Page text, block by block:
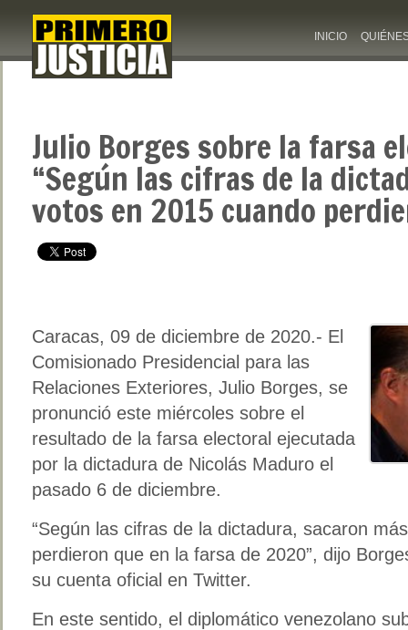
INICIO
Julio Borges sobre la farsa
“Según las cifras de la
votos en 2015 cuando
Caracas, 09 de diciembre de 2020.- El
Comisionado Presidencial para las
Relaciones Exteriores, Julio Borges, se
pronunció este miércoles sobre el
resultado de la farsa electoral ejecutada
por la dictadura de Nicolás Maduro el
pasado 6 de diciembre.
“Según las cifras de la dictadura, sacaron
perdieron que en la farsa de 2020”, dijo
su cuenta oficial en Twitter.
En este sentido, el diplomático venezolano